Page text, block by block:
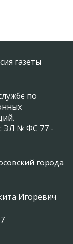
газеты
по
ЭЛ № ФС 77 -
города
Игоревич